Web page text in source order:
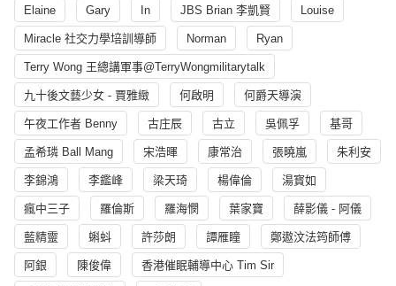
Elaine Gary In JBS Brian 李凱賢 Louise
Miracle 社交力學培訓導師 Norman Ryan
Terry Wong 王總講軍事@TerryWongmilitarytalk
九十後文藝少女 - 賈雅緻 何啟明 何爵天導演
午夜工作者 Benny 古庄辰 古立 吳佩孚 基哥
孟希璘 Ball Mang 宋浩暉 康常治 張曉嵐 朱利安
李錦鴻 李鑑峰 梁天琦 楊偉倫 湯寳如
瘋中三子 羅倫斯 羅海憫 葉家寶 薛影儀 - 阿儀
藍精靈 蝌蚪 許莎朗 譚雁瞳 鄭遨汶法筠師傅
阿銀 陳俊偉 香港催眠輔導中心 Tim Sir